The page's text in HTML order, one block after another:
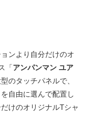
ンより自分だけのオ
「アンパンマン ユア
のタッチパネルで、
自由に選んで配置し
けのオリジナルTシャ